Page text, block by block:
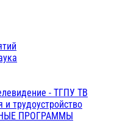
- ТГПУ ТВ
и трудоустройство
ПРОГРАММЫ